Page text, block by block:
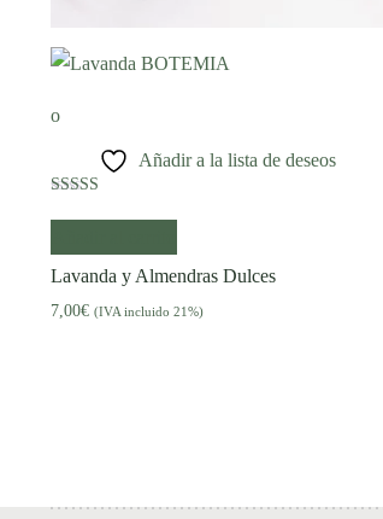
Añadir a la lista de deseos
5.00
Lavanda y Almendras Dulces
7,00€ (IVA incluido 21%)